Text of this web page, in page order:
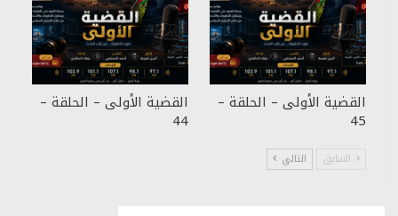
القضية الأولى – الحلقة –
45
القضية الأولى – الحلقة –
44
السابق التالي